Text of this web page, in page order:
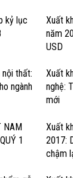
kỷ lục
Xuất
năm
USD
nội thất:
ngành
Xuất
nghệ:
mới
NAM
1
Xuất
2017:
chậm